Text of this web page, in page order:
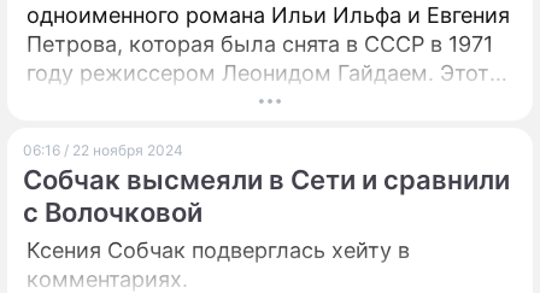
одноименного романа Ильи Ильфа и Евгения
Петрова, которая была снята в СССР в 1971
году режиссером Леонидом Гайдаем. Этот
комедийный фильм стал классикой
популярность благодаря своему
остроумному юмору, яркому сюжету и
харизматичным персонажам. Пройдите тест
по этой картине или пересмотрите ее
заново!
06:16 / 22 ноября 2024
Собчак высмеяли в Сети и сравнили
с Волочковой
Ксения Собчак подверглась хейту в
комментариях.